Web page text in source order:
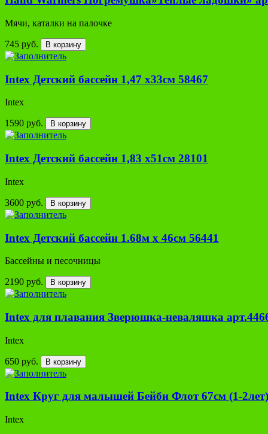
Мячи, каталки на палочке
745 руб. В корзину
Intex Детский бассейн 1,47 х33см 58467
Intex
1590 руб. В корзину
Intex Детский бассейн 1,83 х51см 28101
Intex
3600 руб. В корзину
Intex Детский бассейн 1.68м х 46см 56441
Бассейны и песочницы
2190 руб. В корзину
Intex для плавания Зверюшка-неваляшка
Intex
650 руб. В корзину
Intex Круг для малышей Бейби Флот 67см (1-2лет)
Intex